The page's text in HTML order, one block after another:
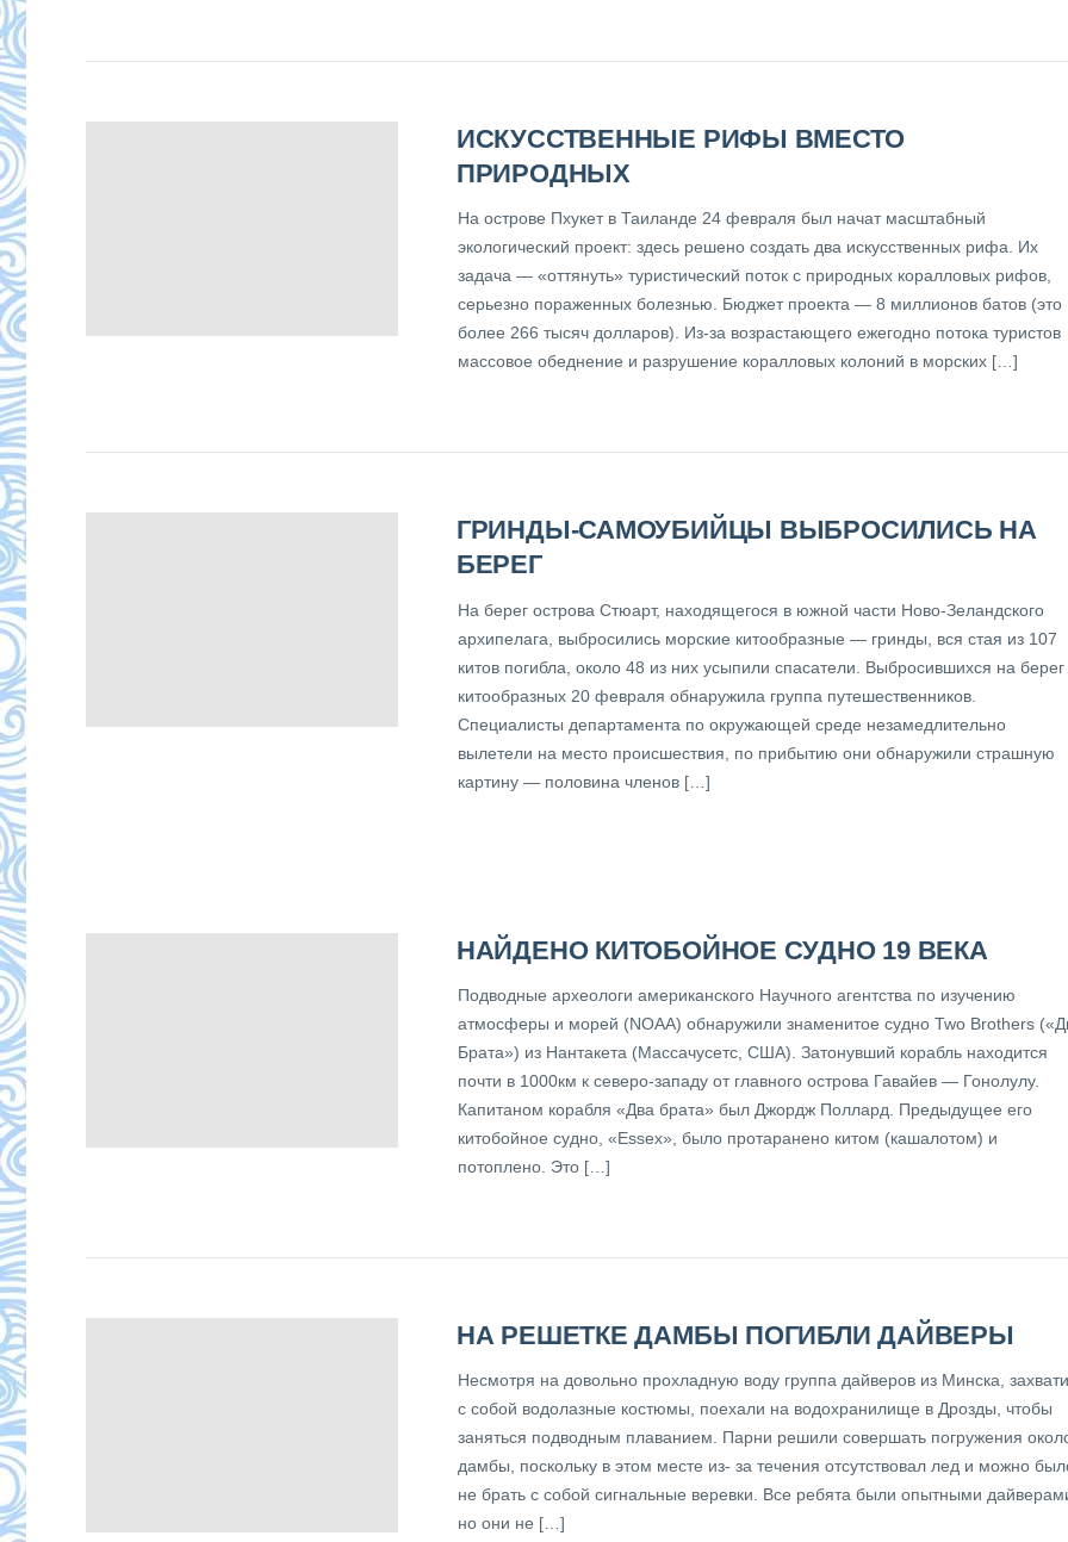
ИСКУССТВЕННЫЕ РИФЫ ВМЕСТО
ПРИРОДНЫХ
На острове Пхукет в Таиланде 24 февраля был начат масштабный
экологический проект: здесь решено создать два искусственных рифа. Их
задача — «оттянуть» туристический поток с природных коралловых рифов,
серьезно пораженных болезнью. Бюджет проекта — 8 миллионов батов (это
более 266 тысяч долларов). Из-за возрастающего ежегодно потока туристов
массовое обеднение и разрушение коралловых колоний в морских […]
ГРИНДЫ-САМОУБИЙЦЫ ВЫБРОСИЛИСЬ НА
БЕРЕГ
На берег острова Стюарт, находящегося в южной части Ново-Зеландского
архипелага, выбросились морские китообразные — гринды, вся стая из 107
китов погибла, около 48 из них усыпили спасатели. Выбросившихся на берег
китообразных 20 февраля обнаружила группа путешественников.
Специалисты департамента по окружающей среде незамедлительно
вылетели на место происшествия, по прибытию они обнаружили страшную
картину — половина членов […]
НАЙДЕНО КИТОБОЙНОЕ СУДНО 19 ВЕКА
Подводные археологи американского Научного агентства по изучению
атмосферы и морей (NOAA) обнаружили знаменитое судно Two Brothers
Брата») из Нантакета (Массачусетс, США). Затонувший корабль находится
почти в 1000км к северо-западу от главного острова Гавайев — Гонолулу.
Капитаном корабля «Два брата» был Джордж Поллард. Предыдущее его
китобойное судно, «Essex», было протаранено китом (кашалотом) и
потоплено. Это […]
НА РЕШЕТКЕ ДАМБЫ ПОГИБЛИ ДАЙВЕРЫ
Несмотря на довольно прохладную воду группа дайверов из Минска,
с собой водолазные костюмы, поехали на водохранилище в Дрозды, чтобы
заняться подводным плаванием. Парни решили совершать погружения
дамбы, поскольку в этом месте из- за течения отсутствовал лед и можно
не брать с собой сигнальные веревки. Все ребята были опытными
но они не […]